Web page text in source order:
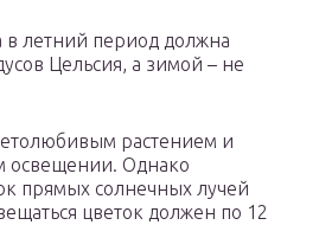
в летний период должна
Цельсия, а зимой – не
растением и
освещении. Однако
прямых солнечных лучей
цветок должен по 12